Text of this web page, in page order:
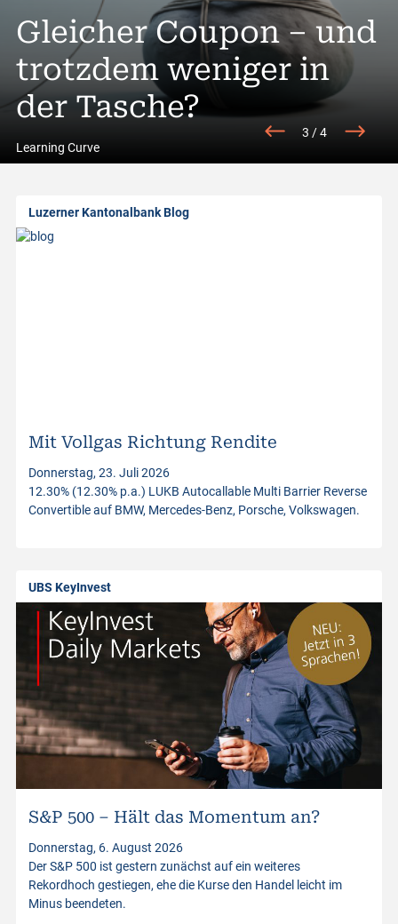
A
l
a
o
s
m
e
n
Rendite entsteht
im Detail
Gleicher Coupon – und
trotzdem weniger in
der Tasche?
Learning Curve
Idee»: Lonza
ist (doch) gut
3 /4
Luzerner Kantonalbank Blog
Mit Vollgas Richtung Rendite
Donnerstag, 23. Juli 2026
12.30% (12.30% p.a.) LUKB Autocallable Multi Barrier Reverse
Convertible auf BMW, Mercedes-Benz, Porsche, Volkswagen.
UBS KeyInvest
S&P 500 – Hält das Momentum an?
Donnerstag, 6. August 2026
Der S&P 500 ist gestern zunächst auf ein weiteres
Rekordhoch gestiegen, ehe die Kurse den Handel leicht im
Minus beendeten.